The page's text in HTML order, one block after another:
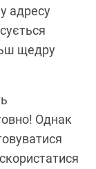
адресу
щедру
Однак